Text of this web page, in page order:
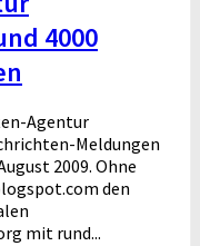
4000
Agentur
Meldungen
2009. Ohne
den
mit rund...